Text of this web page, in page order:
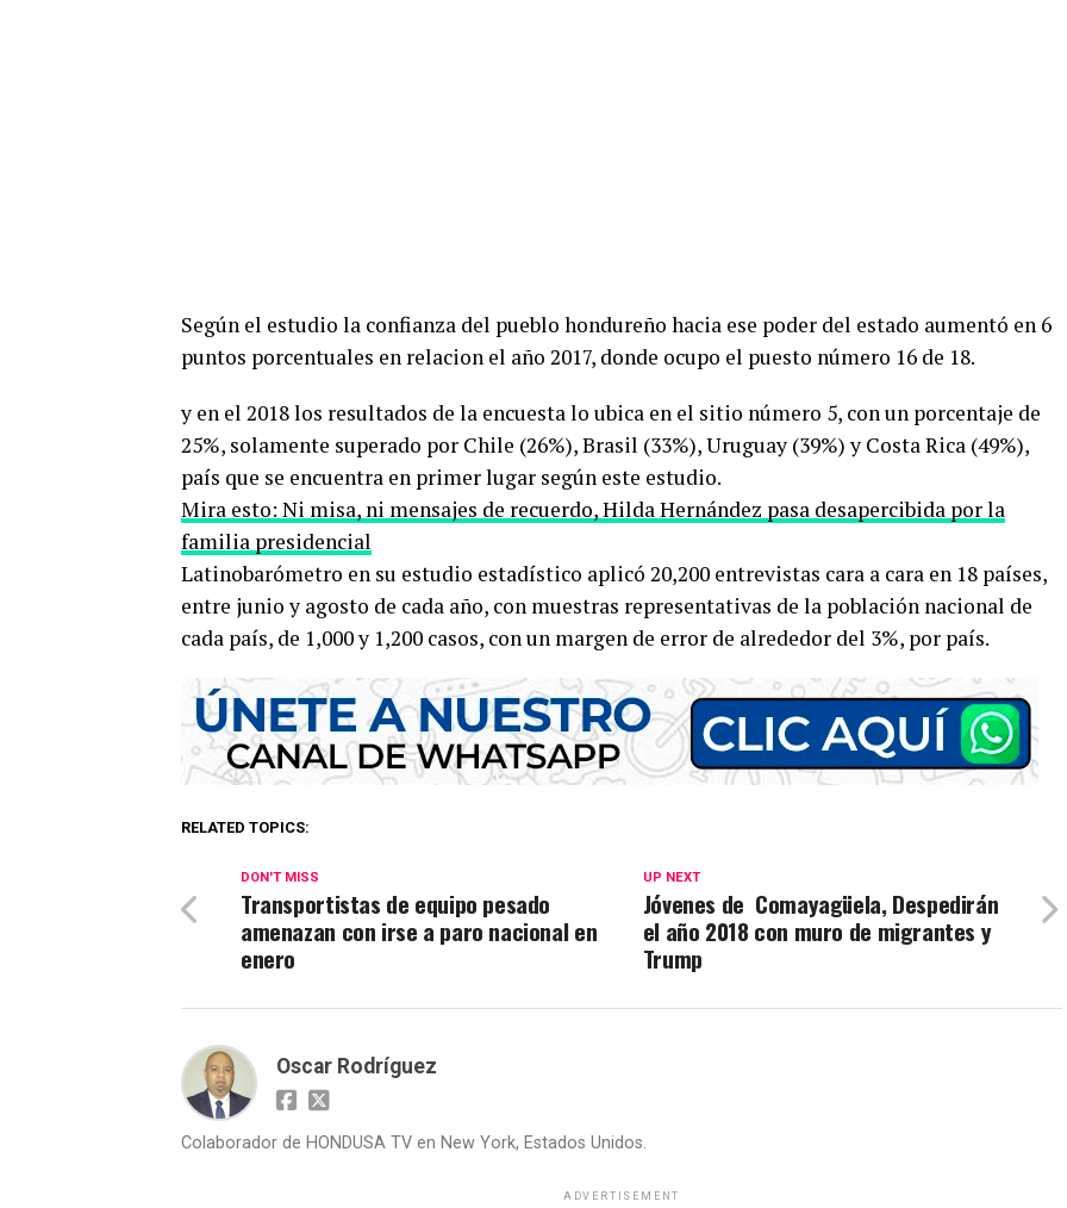
Según el estudio la confianza del pueblo hondureño hacia ese poder del estado aumentó en 6
puntos porcentuales en relacion el año 2017, donde ocupo el puesto número 16 de 18.
y en el 2018 los resultados de la encuesta lo ubica en el sitio número 5, con un porcentaje de
25%, solamente superado por Chile (26%), Brasil (33%), Uruguay (39%) y Costa Rica (49%),
país que se encuentra en primer lugar según este estudio.
Mira esto: Ni misa, ni mensajes de recuerdo, Hilda Hernández pasa desapercibida por la
familia presidencial
Latinobarómetro en su estudio estadístico aplicó 20,200 entrevistas cara a cara en 18 países,
entre junio y agosto de cada año, con muestras representativas de la población nacional de
cada país, de 1,000 y 1,200 casos, con un margen de error de alrededor del 3%, por país.
RELATED TOPICS:
UP NEXT
Jóvenes de Comayagüela, Despedirán
el año 2018 con muro de migrantes y
Trump
DON'T MISS
Transportistas de equipo pesado
amenazan con irse a paro nacional en
enero
Oscar Rodríguez
Colaborador de HONDUSA TV en New York, Estados Unidos.
ADVERTISEMENT